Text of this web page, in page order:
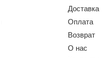
Доставка
Оплата
Возврат
О нас